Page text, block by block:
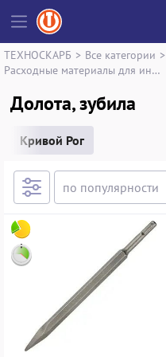
ТЕХНОСКАРБ > Все категории >
Расходные материалы для инструментов
Долота, зубила
Кривой Рог